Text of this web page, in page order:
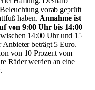
vorab geprüft
haben. Annahme ist
von 9:00 Uhr bis 14:00
14:00 Uhr und 15
beträgt 5 Euro.
von 10 Prozent vom
Räder werden an eine